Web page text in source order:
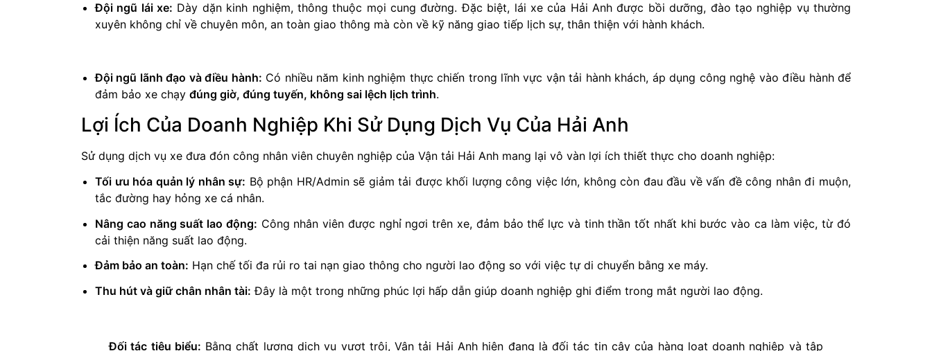
Đội ngũ lái xe: Dày dặn kinh nghiệm, thông thuộc mọi cung đường. Đặc biệt, lái xe của Hải Anh được bồi dưỡng, đào tạo nghiệp vụ thường
xuyên không chỉ về chuyên môn, an toàn giao thông mà còn về kỹ năng giao tiếp lịch sự, thân thiện với hành khách.
Đội ngũ lãnh đạo và điều hành: Có nhiều năm kinh nghiệm thực chiến trong lĩnh vực vận tải hành khách, áp dụng công nghệ vào điều hành để
đảm bảo xe chạy đúng giờ, đúng tuyến, không sai lệch lịch trình.
Lợi Ích Của Doanh Nghiệp Khi Sử Dụng Dịch Vụ Của Hải Anh
Sử dụng dịch vụ xe đưa đón công nhân viên chuyên nghiệp của Vận tải Hải Anh mang lại vô vàn lợi ích thiết thực cho doanh nghiệp:
Tối ưu hóa quản lý nhân sự: Bộ phận HR/Admin sẽ giảm tải được khối lượng công việc lớn, không còn đau đầu về vấn đề công nhân đi muộn,
tắc đường hay hỏng xe cá nhân.
Nâng cao năng suất lao động: Công nhân viên được nghỉ ngơi trên xe, đảm bảo thể lực và tinh thần tốt nhất khi bước vào ca làm việc, từ đó
cải thiện năng suất lao động.
Đảm bảo an toàn: Hạn chế tối đa rủi ro tai nạn giao thông cho người lao động so với việc tự di chuyển bằng xe máy.
Thu hút và giữ chân nhân tài: Đây là một trong những phúc lợi hấp dẫn giúp doanh nghiệp ghi điểm trong mắt người lao động.
Đối tác tiêu biểu: Bằng chất lượng dịch vụ vượt trội, Vận tải Hải Anh hiện đang là đối tác tin cậy của hàng loạt doanh nghiệp và tập